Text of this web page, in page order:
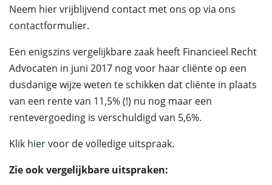
Neem hier vrijblijvend contact met ons op via ons
contactformulier.
Een enigszins vergelijkbare zaak heeft Financieel Recht
Advocaten in juni 2017 nog voor haar cliënte op een
dusdanige wijze weten te schikken dat cliënte in plaats
van een rente van 11,5% (!) nu nog maar een
rentevergoeding is verschuldigd van 5,6%.
Klik hiervoor de volledige uitspraak.
Zie ook vergelijkbare uitspraken: